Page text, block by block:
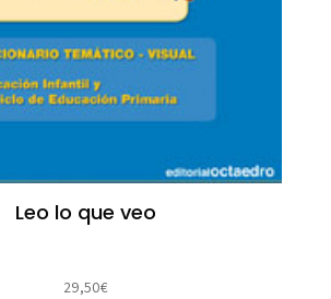
Leo lo que veo
29,50€